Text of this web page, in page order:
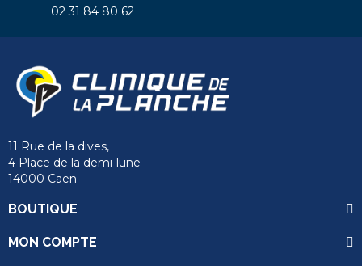
02 31 84 80 62
11 Rue de la dives,
4 Place de la demi-lune
14000 Caen
BOUTIQUE
MON COMPTE